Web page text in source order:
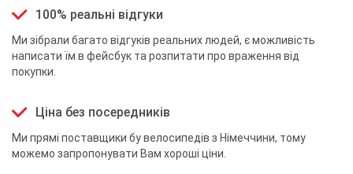
100% реальні відгуки
Ми зібрали багато відгуків реальних людей, є можливість
написати їм в фейсбук та розпитати про враження від
покупки.
Ціна без посередників
Ми прямі поставщики бу велосипедів з Німеччини, тому
можемо запропонувати Вам хороші ціни.